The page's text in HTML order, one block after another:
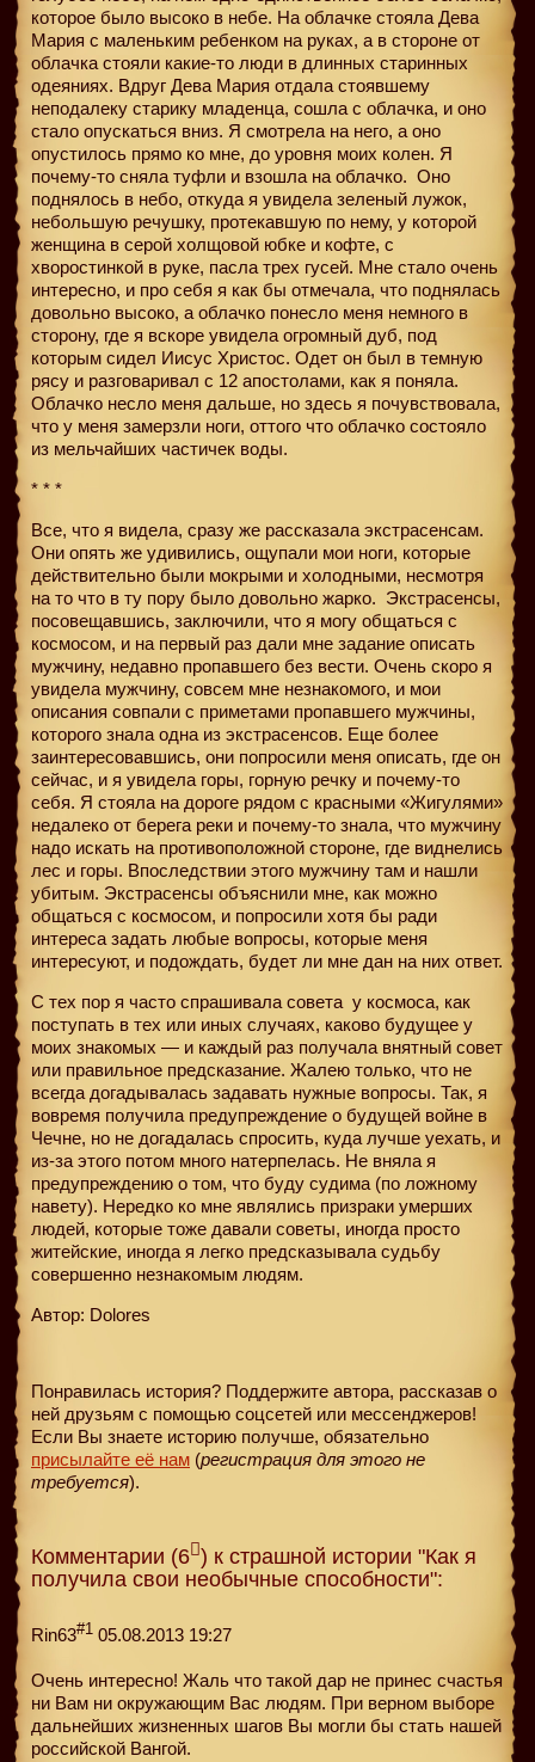
которое было высоко в небе. На облачке стояла Дева
Мария с маленьким ребенком на руках, а в стороне от
облачка стояли какие-то люди в длинных старинных
одеяниях. Вдруг Дева Мария отдала стоявшему
неподалеку старику младенца, сошла с облачка, и оно
стало опускаться вниз. Я смотрела на него, а оно
опустилось прямо ко мне, до уровня моих колен. Я
почему-то сняла туфли и взошла на облачко. Оно
поднялось в небо, откуда я увидела зеленый лужок,
небольшую речушку, протекавшую по нему, у которой
женщина в серой холщовой юбке и кофте, с
хворостинкой в руке, пасла трех гусей. Мне стало очень
интересно, и про себя я как бы отмечала, что поднялась
довольно высоко, а облачко понесло меня немного в
сторону, где я вскоре увидела огромный дуб, под
которым сидел Иисус Христос. Одет он был в темную
рясу и разговаривал с 12 апостолами, как я поняла.
Облачко несло меня дальше, но здесь я почувствовала,
что у меня замерзли ноги, оттого что облачко состояло
из мельчайших частичек воды.
* * *
Все, что я видела, сразу же рассказала экстрасенсам.
Они опять же удивились, ощупали мои ноги, которые
действительно были мокрыми и холодными, несмотря
на то что в ту пору было довольно жарко. Экстрасенсы,
посовещавшись, заключили, что я могу общаться с
космосом, и на первый раз дали мне задание описать
мужчину, недавно пропавшего без вести. Очень скоро я
увидела мужчину, совсем мне незнакомого, и мои
описания совпали с приметами пропавшего мужчины,
которого знала одна из экстрасенсов. Еще более
заинтересовавшись, они попросили меня описать, где он
сейчас, и я увидела горы, горную речку и почему-то
себя. Я стояла на дороге рядом с красными «Жигулями»
недалеко от берега реки и почему-то знала, что мужчину
надо искать на противоположной стороне, где виднелись
лес и горы. Впоследствии этого мужчину там и нашли
убитым. Экстрасенсы объяснили мне, как можно
общаться с космосом, и попросили хотя бы ради
интереса задать любые вопросы, которые меня
интересуют, и подождать, будет ли мне дан на них ответ.
С тех пор я часто спрашивала совета у космоса, как
поступать в тех или иных случаях, каково будущее у
моих знакомых — и каждый раз получала внятный совет
или правильное предсказание. Жалею только, что не
всегда догадывалась задавать нужные вопросы. Так, я
вовремя получила предупреждение о будущей войне в
Чечне, но не догадалась спросить, куда лучше уехать, и
из-за этого потом много натерпелась. Не вняла я
предупреждению о том, что буду судима (по ложному
навету). Нередко ко мне являлись призраки умерших
людей, которые тоже давали советы, иногда просто
житейские, иногда я легко предсказывала судьбу
совершенно незнакомым людям.
Автор: Dolores
Понравилась история? Поддержите автора, рассказав о
ней друзьям с помощью соцсетей или мессенджеров!
Если Вы знаете историю получше, обязательно
присылайте её нам (регистрация для этого не
требуется).
Комментарии (6 ) к страшной истории "Как я
получила свои необычные способности":
Rin63#1 05.08.2013 19:27
Очень интересно! Жаль что такой дар не принес счастья
ни Вам ни окружающим Вас людям. При верном выборе
дальнейших жизненных шагов Вы могли бы стать нашей
российской Вангой.